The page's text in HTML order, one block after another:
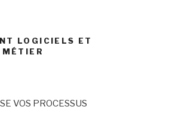
LOGICIELS ET
VOS PROCESSUS